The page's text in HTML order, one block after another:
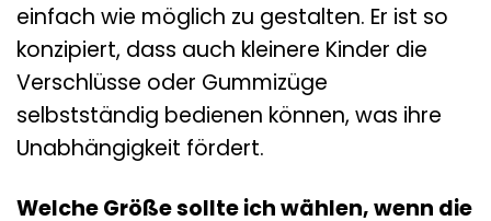
einfach wie möglich zu gestalten. Er ist so
konzipiert, dass auch kleinere Kinder die
Verschlüsse oder Gummizüge
selbstständig bedienen können, was ihre
Unabhängigkeit fördert.
Welche Größe sollte ich wählen, wenn die